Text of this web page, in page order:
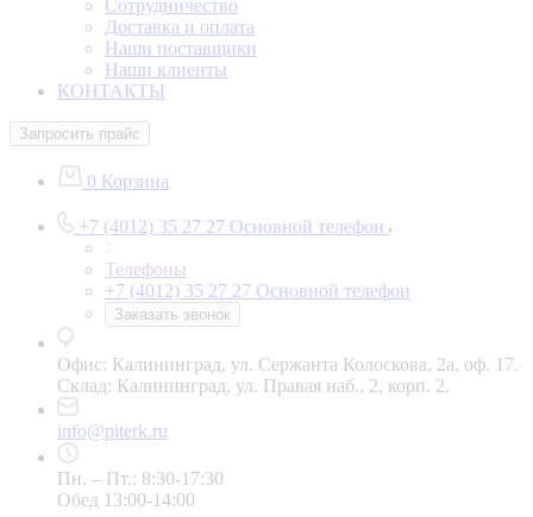
Сотрудничество
Доставка и оплата
Наши поставщики
Наши клиенты
КОНТАКТЫ
Запросить прайс
0 Корзина
+7 (4012) 35 27 27 Основной телефон
Телефоны
+7 (4012) 35 27 27 Основной телефон
Заказать звонок
Офис: Калининград, ул. Сержанта Колоскова, 2а, оф. 17.
Склад: Калининград, ул. Правая наб., 2, корп. 2.
info@piterk.ru
Пн. – Пт.: 8:30-17:30
Обед 13:00-14:00